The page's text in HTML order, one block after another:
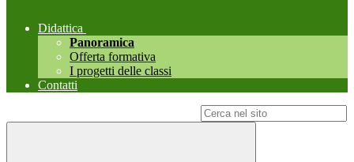
Didattica
Panoramica
Offerta formativa
I progetti delle classi
Contatti